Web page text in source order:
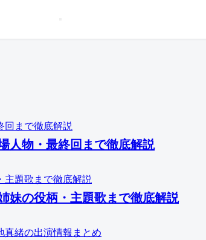
人物・最終回まで徹底解説
妹の役柄・主題歌まで徹底解説